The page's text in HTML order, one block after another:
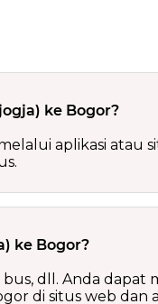
ke Bogor?
aplikasi atau
ke Bogor?
dll. Anda dapat
di situs web dan